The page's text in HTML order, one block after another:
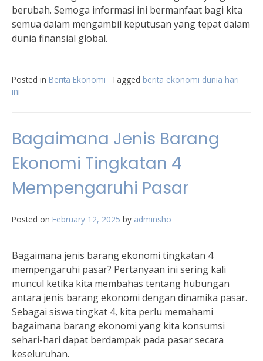
berubah. Semoga informasi ini bermanfaat bagi kita
semua dalam mengambil keputusan yang tepat dalam
dunia finansial global.
Posted in Berita Ekonomi Tagged berita ekonomi dunia hari
ini
Bagaimana Jenis Barang
Ekonomi Tingkatan 4
Mempengaruhi Pasar
Posted on February 12, 2025 by adminsho
Bagaimana jenis barang ekonomi tingkatan 4
mempengaruhi pasar? Pertanyaan ini sering kali
muncul ketika kita membahas tentang hubungan
antara jenis barang ekonomi dengan dinamika pasar.
Sebagai siswa tingkat 4, kita perlu memahami
bagaimana barang ekonomi yang kita konsumsi
sehari-hari dapat berdampak pada pasar secara
keseluruhan.